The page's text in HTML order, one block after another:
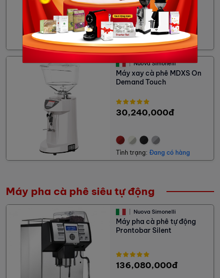
Tình trạng: Đang có hàng
Nuova Simonelli
Máy xay cà phê MDXS On
Demand Touch
30,240,000đ
Tình trạng: Đang có hàng
Máy pha cà phê siêu tự động
Nuova Simonelli
Máy pha cà phê tự động
Prontobar Silent
136,080,000đ